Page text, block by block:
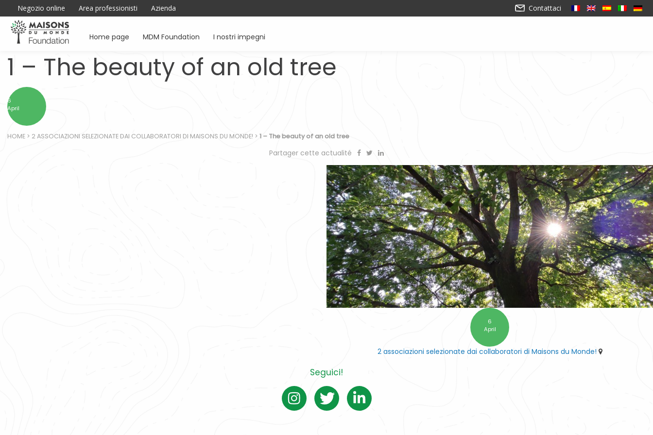
Negozio online Area professionisti Azienda Contattaci
Home page MDM Foundation I nostri impegni
1 – The beauty of an old tree
6
April
HOME > 2 ASSOCIAZIONI SELEZIONATE DAI COLLABORATORI DI MAISONS DU MONDE! > 1 – The beauty of an old tree
Partager cette actualité
6
April
2 associazioni selezionate dai collaboratori di Maisons du Monde!
Seguici!